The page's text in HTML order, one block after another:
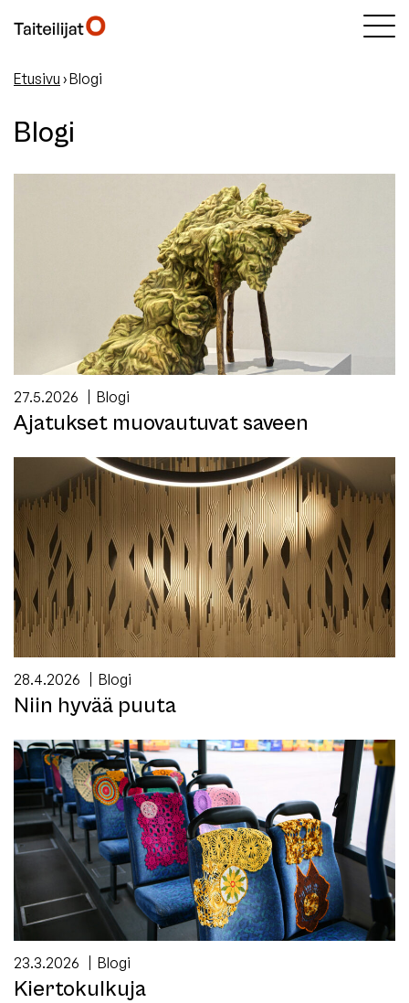
Etusivu ›Blogi
Blogi
27.5.2026 Blogi
Ajatukset muovautuvat saveen
28.4.2026 Blogi
Niin hyvää puuta
23.3.2026 Blogi
Kiertokulkuja